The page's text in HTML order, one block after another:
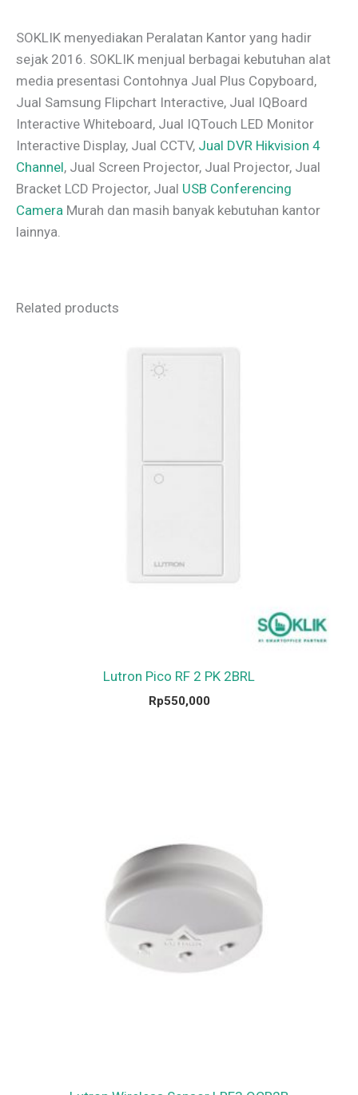
SOKLIK menyediakan Peralatan Kantor yang hadir
sejak 2016. SOKLIK menjual berbagai kebutuhan alat
media presentasi Contohnya Jual Plus Copyboard,
Jual Samsung Flipchart Interactive, Jual IQBoard
Interactive Whiteboard, Jual IQTouch LED Monitor
Interactive Display, Jual CCTV, Jual DVR Hikvision 4
Channel, Jual Screen Projector, Jual Projector, Jual
Bracket LCD Projector, Jual USB Conferencing
Camera Murah dan masih banyak kebutuhan kantor
lainnya.
Related products
Lutron Pico RF 2 PK 2BRL
Rp550,000